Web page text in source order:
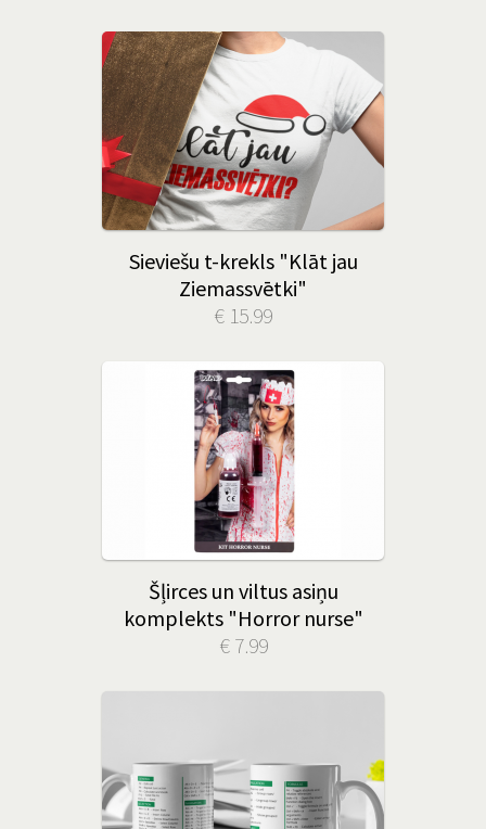
Sieviešu t-krekls "Klāt jau
Ziemassvētki"
€ 15.99
Šļirces un viltus asiņu
komplekts "Horror nurse"
€ 7.99